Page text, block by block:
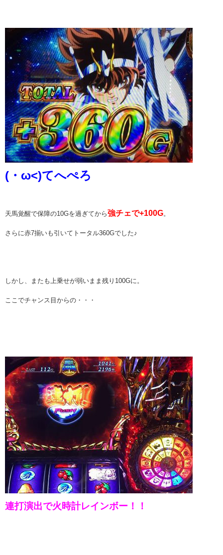
(・ω<)てへぺろ
天馬覚醒で保障の10Gを過ぎてから強チェで+100G。
さらに赤7揃いも引いてトータル360Gでした♪
しかし、またも上乗せが弱いまま残り100Gに。
ここでチャンス目からの・・・
連打演出で火時計レインボー！！